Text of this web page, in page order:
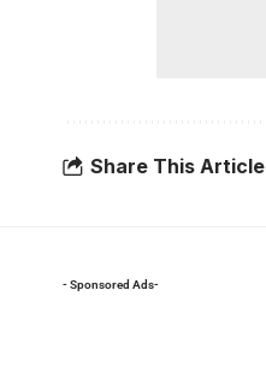
Share This Article
- Sponsored Ads-